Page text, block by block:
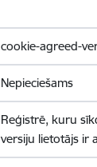
cookie-agreed-
Nepieciešams
Reģistrē, kuru
versiju lietotājs ir